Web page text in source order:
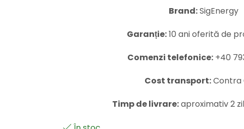
Brand:SigEnergy
Garanție:10 ani oferită de
Comenzi telefonice: +40
Cost transport:Contra
Timp de livrare:aproximativ 2